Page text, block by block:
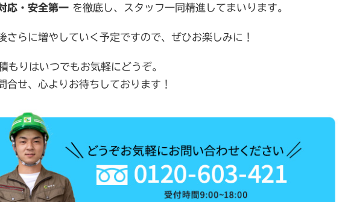
応・安全第一 を徹底し、スタッフ一同精進してまいります。
さらに増やしていく予定ですので、ぜひお楽しみに！
もりはいつでもお気軽にどうぞ。
合せ、心よりお待ちしております！